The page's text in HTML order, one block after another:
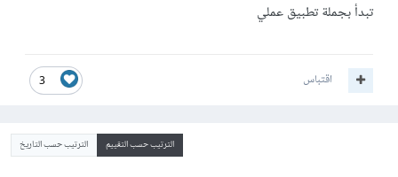
تبدأ بجملة تطبيق عملي
3 اقتباس
الترتيب حسب التقييم الترتيب حسب التاريخ